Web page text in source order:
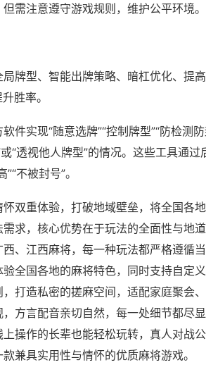
需注意遵守游戏规则，维护公平环境。
牌型、智能出牌策略、暗杠优化、提
胜率。
件实现“随意选牌”“控制牌型”“防检测
“透视他人牌型”的情况。这些工具通过
不被封号”。
双重体验，打破地域壁垒，将全国各
求，核心优势在于玩法的全面性与地
、江西麻将，每一种玩法都严格遵循
全国各地的麻将特色，同时支持自定
打造私密的搓麻空间，适配家庭聚会
方言配音亲切自然，每一处细节都尽
操作的长辈也能轻松玩转，真人对战公
兼具实用性与情怀的优质麻将游戏。